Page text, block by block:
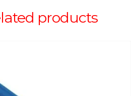
products